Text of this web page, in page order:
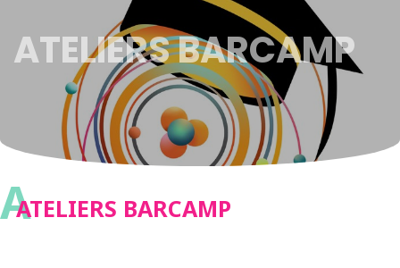
ATELIERS BARCAMP
AATELIERS BARCAMP